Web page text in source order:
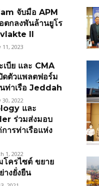
จับมือ APM
กลงพันล้านยูโร
II
11, 2023
เบีย และ CMA
ดตัวแพลตฟอร์ม
ท่าเรือ Jeddah
30, 2022
และ
ร่วมส่งมอบ
ารท่าเรือแห่ง
1, 2022
โครไซต์ ขยาย
งยั่งยืน